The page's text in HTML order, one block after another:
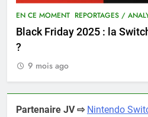
EN CE MOMENT REPORTAGES /
Black Friday 2025 : la
?
9 mois ago
Partenaire JV ⇨ Nintendo